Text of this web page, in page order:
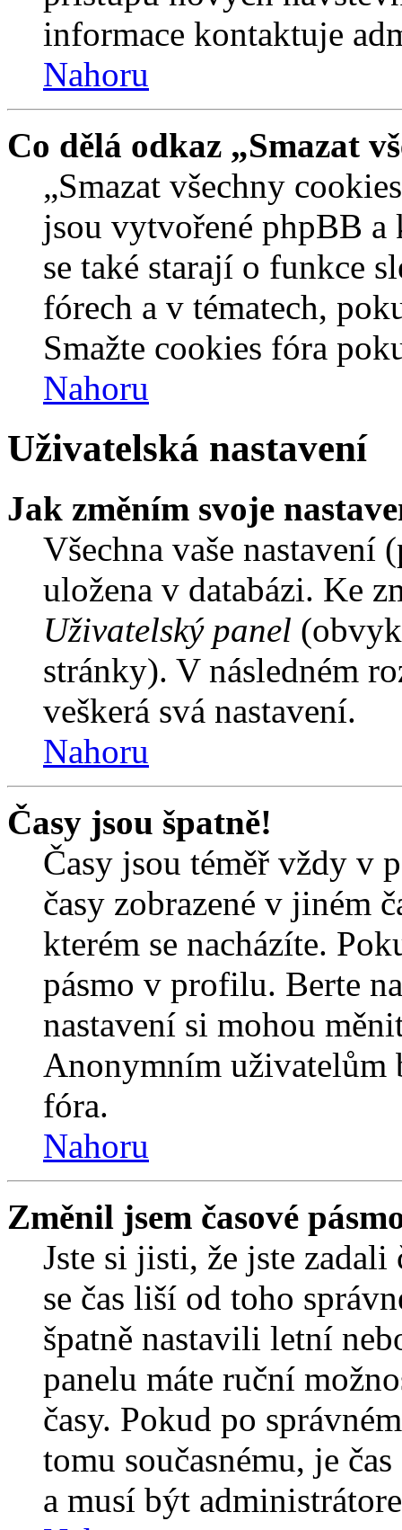
informace kontaktuje
Nahoru
Co dělá odkaz „Smazat
„Smazat všechny
jsou vytvořené phpBB a
se také starají o funkce
fórech a v tématech,
Smažte cookies fóra
Nahoru
Uživatelská nastavení
Jak změním svoje
Všechna vaše
uložena v databázi. Ke
Uživatelský panel
stránky). V následném
veškerá svá nastavení.
Nahoru
Časy jsou špatně!
Časy jsou téměř vždy v
časy zobrazené v jiném
kterém se nacházíte.
pásmo v profilu. Berte
nastavení si mohou
Anonymním uživatelům
fóra.
Nahoru
Změnil jsem časové
Jste si jisti, že jste zadali
se čas liší od toho
špatně nastavili letní
panelu máte ruční
časy. Pokud po
tomu současnému, je
a musí být